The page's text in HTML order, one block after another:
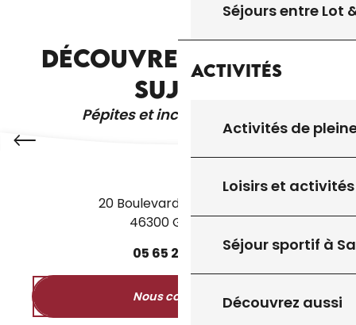
Séjours entre Lot
Activités
Activités de
Loisirs et activités
Séjour sportif à
Découvrez aussi
DÉCOUVREZ D'AUTRES
SUJETS
Pépites et incontournables
NOUS CONTACTER !
20 Boulevard des Martyrs
46300 Gourdon
05 65 27 50
Nous contacter